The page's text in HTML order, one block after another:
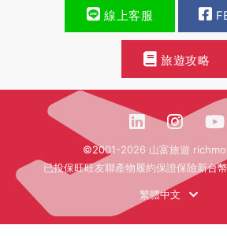
線上客服
旅遊攻略
©2001-2026 山富旅遊
已投保旺旺友聯產物履約保證保險新台
繁體中文